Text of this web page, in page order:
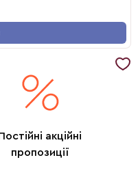
акційні
пропозиції